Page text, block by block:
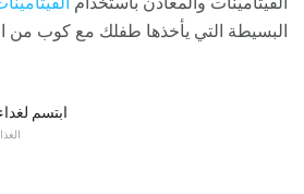
البسيطة التي يأخذها طفلك مع كوب من
ابتسم